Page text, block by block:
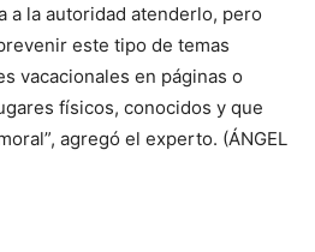
a la autoridad atenderlo, pero
este tipo de temas
vacacionales en páginas o
físicos, conocidos y que
agregó el experto. (ÁNGEL